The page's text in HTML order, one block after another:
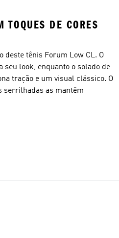
TOQUES DE CORES
deste tênis Forum Low CL. O
seu look, enquanto o solado de
tração e um visual clássico. O
serrilhadas as mantêm